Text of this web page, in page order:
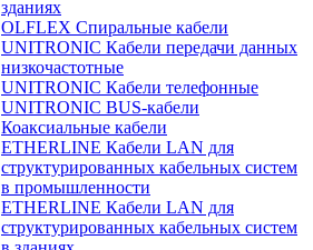
зданиях
OLFLEX Спиральные кабели
UNITRONIC Кабели передачи данных
низкочастотные
UNITRONIC Кабели телефонные
UNITRONIC BUS-кабели
Коаксиальные кабели
ETHERLINE Кабели LAN для
структурированных кабельных систем
в промышленности
ETHERLINE Кабели LAN для
структурированных кабельных систем